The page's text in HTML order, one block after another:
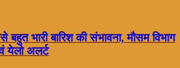
बहुत भारी बारिश की संभावना, मौसम विभाग
येलो अलर्ट